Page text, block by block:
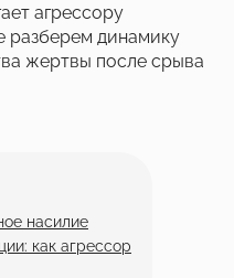
агрессору
разберем динамику
жертвы после срыва
насилие
как агрессор